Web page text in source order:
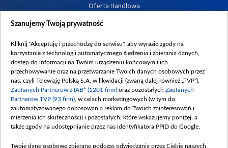
Oferta Handlowa
Dostępność
Procedura zgłoszeń wewnętrznych
Szanujemy Twoją prywatność
Kliknij "Akceptuję i przechodzę do serwisu", aby wyrazić zgody na
korzystanie z technologii automatycznego śledzenia i zbierania danych,
dostęp do informacji na Twoim urządzeniu końcowym i ich
przechowywanie oraz na przetwarzanie Twoich danych osobowych przez
nas, czyli Telewizję Polską S.A. w likwidacji (zwaną dalej również „TVP”),
Zaufanych Partnerów z IAB* (1201 firm) oraz pozostałych Zaufanych
Partnerów TVP (93 firm) , w celach marketingowych (w tym do
zautomatyzowanego dopasowania reklam do Twoich zainteresowań i
mierzenia ich skuteczności) i pozostałych, które wskazujemy poniżej, a
także zgody na udostępnianie przez nas identyfikatora PPID do Google.
Twoje dane osobowe zbierane podczas odwiedzania przez Ciebie naszych